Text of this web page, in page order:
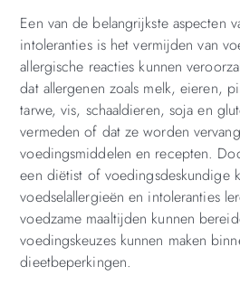
Een van de belangrijkste aspecten
intoleranties is het vermijden van
allergische reacties kunnen
dat allergenen zoals melk, eieren,
tarwe, vis, schaaldieren, soja en
vermeden of dat ze worden
voedingsmiddelen en recepten.
een diëtist of voedingsdeskundige
voedselallergieën en intoleranties
voedzame maaltijden kunnen
voedingskeuzes kunnen maken
dieetbeperkingen.